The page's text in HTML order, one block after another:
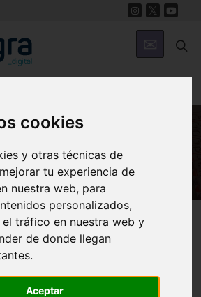
cookies
y otras técnicas de
tu experiencia de
nuestra web, para
personalizados,
el tráfico en nuestra web y
de donde llegan
Aceptar
HISTORIA
Historia Archivos